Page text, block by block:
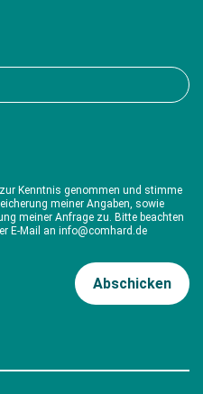
Kenntnis genommen und stimme
meiner Angaben, sowie
meiner Anfrage zu. Bitte beachten
E-Mail an info@comhard.de